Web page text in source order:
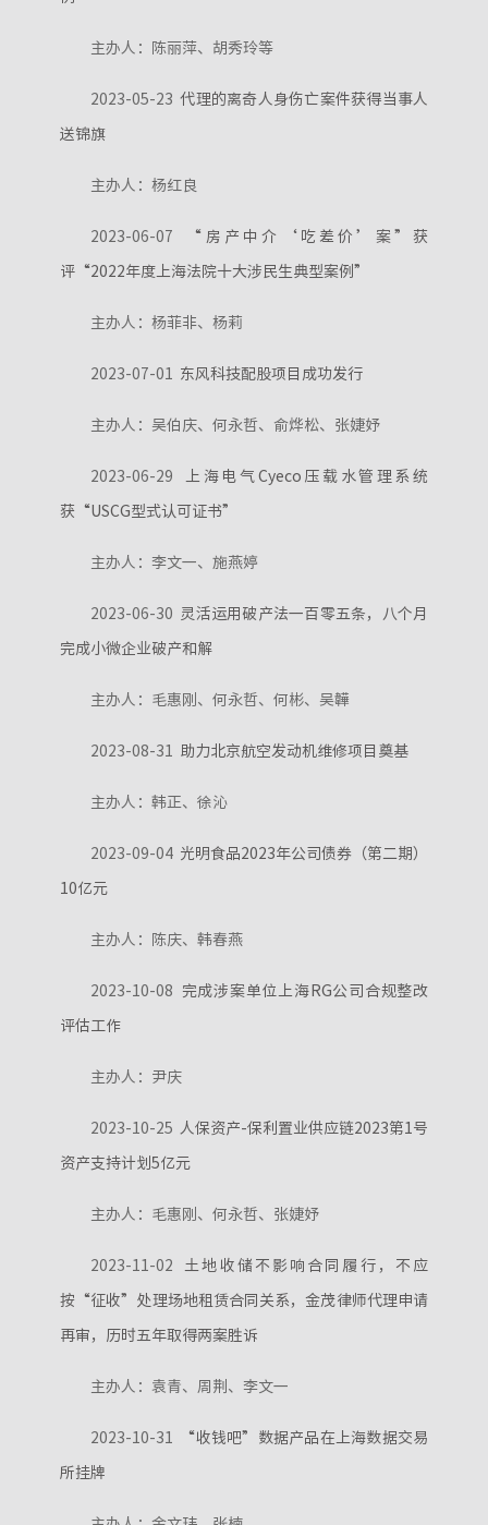
主办人：陈丽萍、胡秀玲等
2023-05-23代理的离奇人身伤亡案件获得当事人
送锦旗
主办人：杨红良
2023-06-07 “房产中介‘吃差价’案”获
评“2022年度上海法院十大涉民生典型案例”
主办人：杨菲非、杨莉
2023-07-01 东风科技配股项目成功发行
主办人：吴伯庆、何永哲、俞烨松、张婕妤
2023-06-29 上海电气Cyeco压载水管理系统
获“USCG型式认可证书”
主办人：李文一、施燕婷
2023-06-30 灵活运用破产法一百零五条，八个月
完成小微企业破产和解
主办人：毛惠刚、何永哲、何彬、吴韡
2023-08-31 助力北京航空发动机维修项目奠基
主办人：韩正、徐沁
2023-09-04 光明食品2023年公司债券（第二期）
10亿元
主办人：陈庆、韩春燕
2023-10-08 完成涉案单位上海RG公司合规整改
评估工作
主办人：尹庆
2023-10-25 人保资产-保利置业供应链2023第1号
资产支持计划5亿元
主办人：毛惠刚、何永哲、张婕妤
2023-11-02 土地收储不影响合同履行，不应
按“征收”处理场地租赁合同关系，金茂律师代理申请
再审，历时五年取得两案胜诉
主办人：袁青、周荆、李文一
2023-10-31 “收钱吧”数据产品在上海数据交易
所挂牌